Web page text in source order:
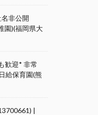
非公開
園)(福岡県大
歓迎* 非常
給保育園(熊
|